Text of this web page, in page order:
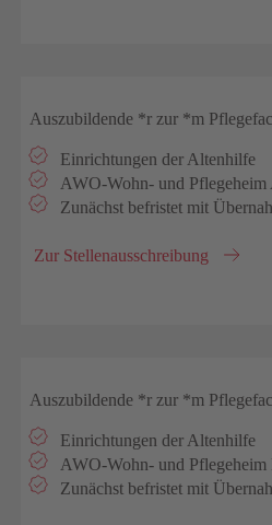
Auszubildende *r zur *m
Einrichtungen der Altenhilfe
AWO-Wohn- und
Zunächst befristet mit
Zur Stellenausschreibung
Auszubildende *r zur *m
Einrichtungen der Altenhilfe
AWO-Wohn- und Pflegeheim
Zunächst befristet mit